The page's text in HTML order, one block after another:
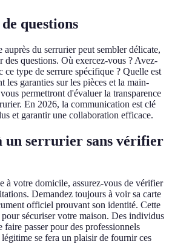
questions
du serrurier peut sembler délicate,
des questions. Où exercez-vous ? Avez-
ce type de serrure spécifique ? Quelle est
les garanties sur les pièces et la main-
permettront d'évaluer la transparence
En 2026, la communication est clé
et garantir une collaboration efficace.
un serrurier sans vérifier
à votre domicile, assurez-vous de vérifier
Demandez toujours à voir sa carte
officiel prouvant son identité. Cette
sécuriser votre maison. Des individus
passer pour des professionnels
se fera un plaisir de fournir ces